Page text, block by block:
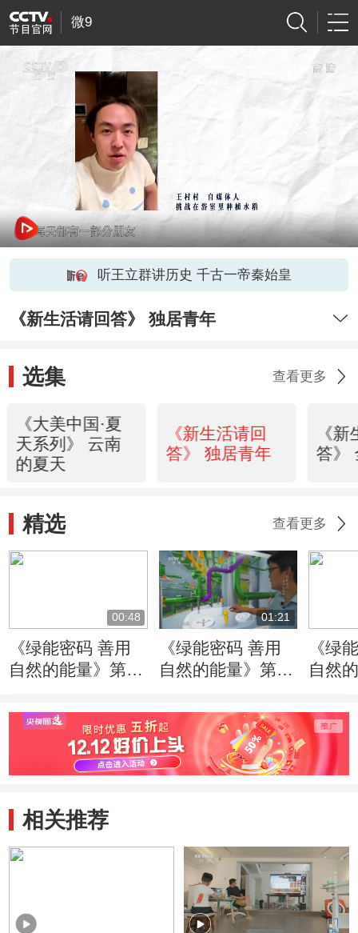
微9
听王立群讲历史 千古一帝秦始皇
《新生活请回答》 独居青年
选集 查看更多
《大美中国·夏
天系列》 云南
的夏天
《新生活请回
答》 独居青年
《
答》
精选 查看更多
00:48
《绿能密码 善用
自然的能量》第1
要理念就是质疑的
态度
01:21
《绿能密码 善用
自然的能量》第1
一号”设计团队运
作的灵魂
《绿
自然
的核
国几
想
相关推荐